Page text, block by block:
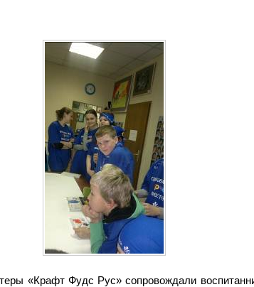
«Крафт Фудс Рус» сопровождали